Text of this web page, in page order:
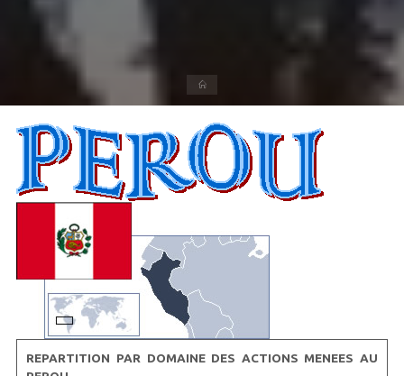
REPARTITION PAR DOMAINE DES ACTIONS MENEES AU